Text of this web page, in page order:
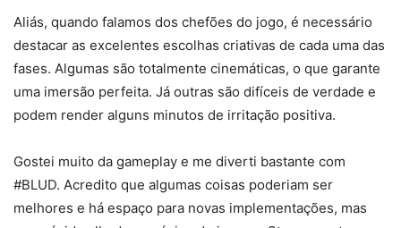
Aliás, quando falamos dos chefões do jogo, é necessário
destacar as excelentes escolhas criativas de cada uma das
fases. Algumas são totalmente cinemáticas, o que garante
uma imersão perfeita. Já outras são difíceis de verdade e
podem render alguns minutos de irritação positiva.
Gostei muito da gameplay e me diverti bastante com
#BLUD. Acredito que algumas coisas poderiam ser
melhores e há espaço para novas implementações, mas